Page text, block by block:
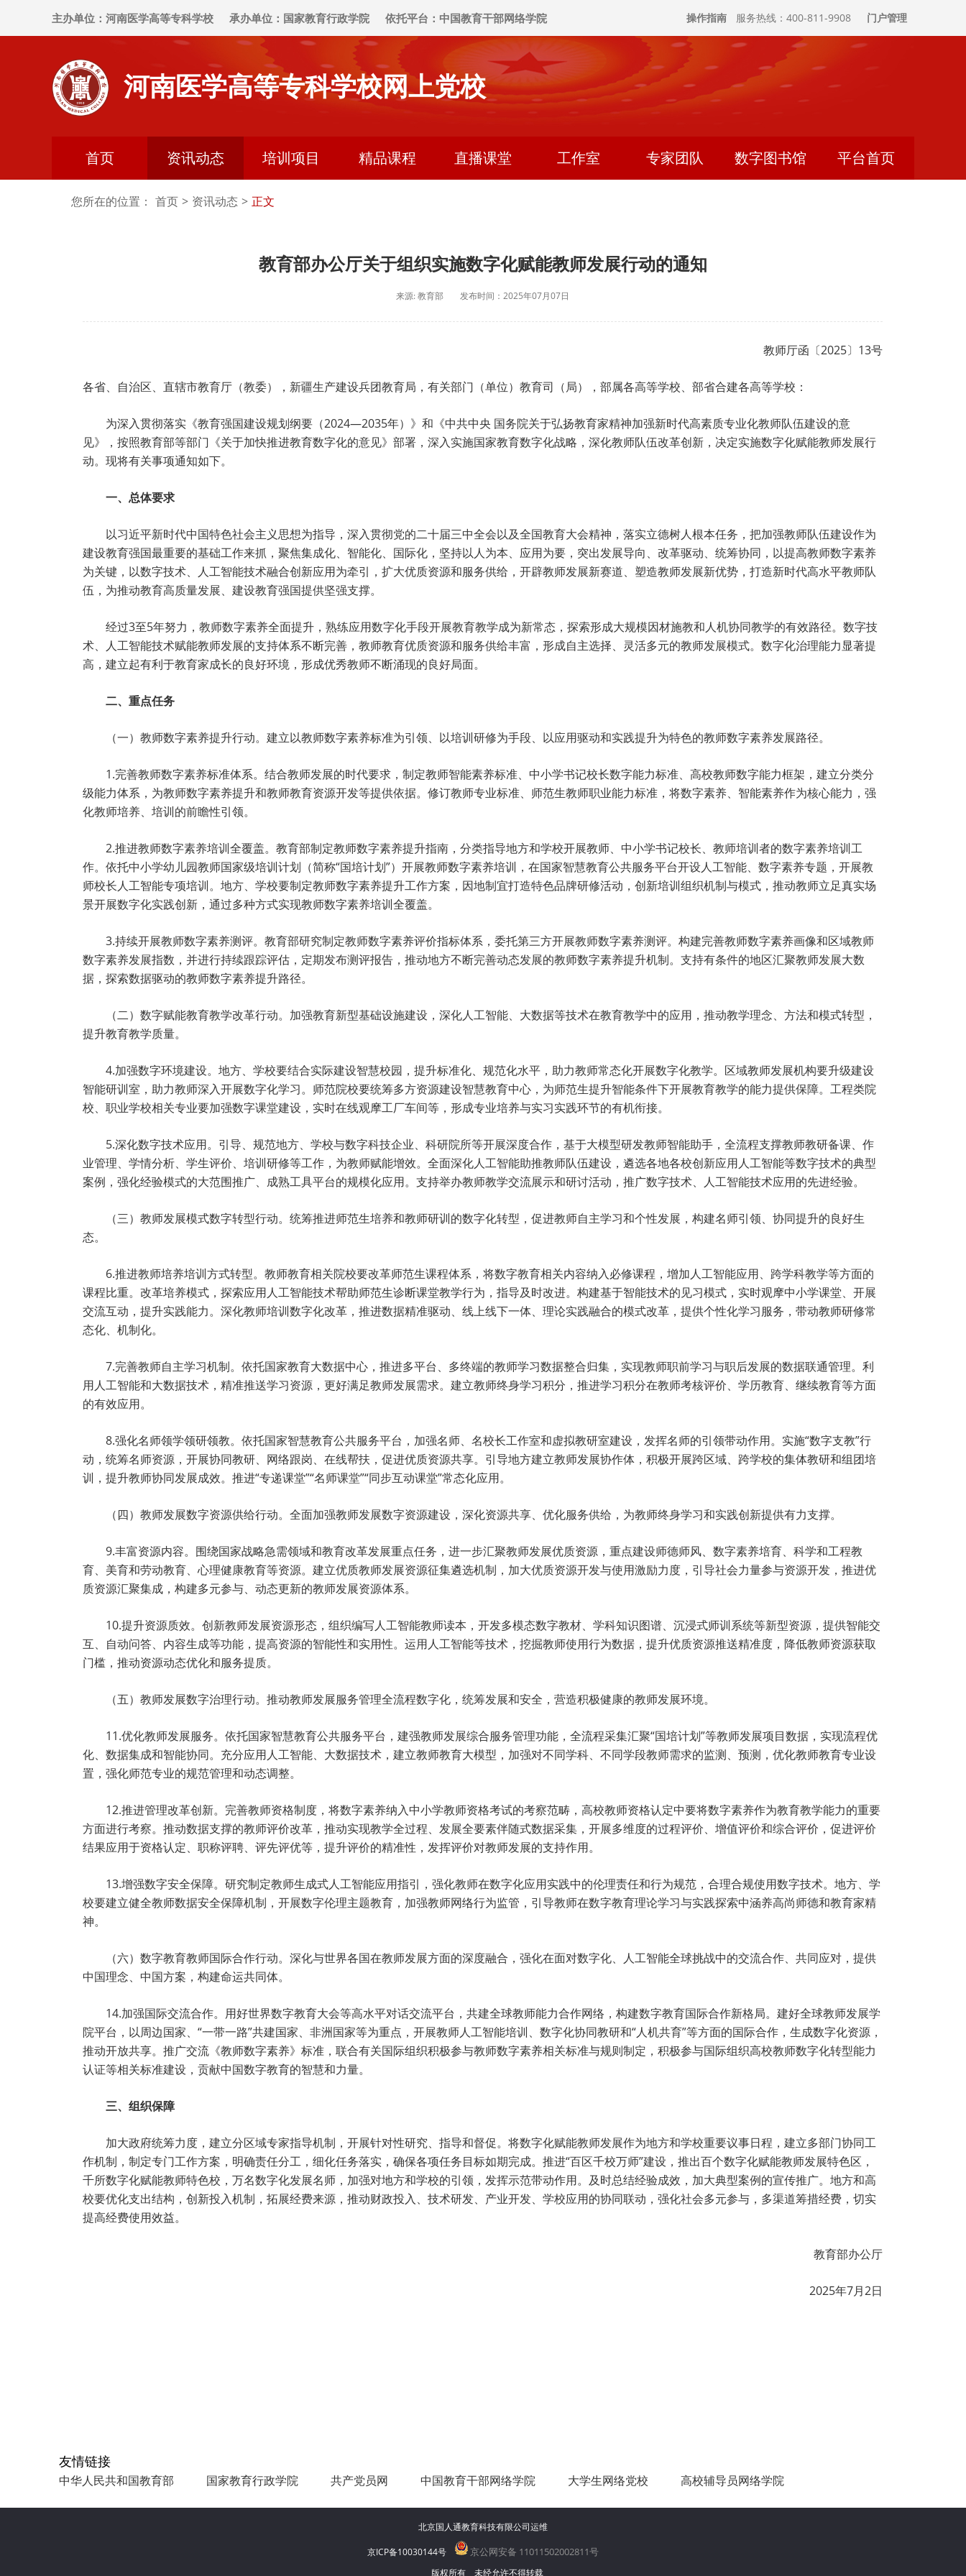
主办单位：河南医学高等专科学校 承办单位：国家教育行政学院 依托平台：中国教育干部网络学院 操作指南 服务热线：400-811-9908 门户管理
河南医学高等专科学校网上党校
首页 资讯动态 培训项目 精品课程 直播课堂 工作室 专家团队 数字图书馆 平台首页
您所在的位置： 首页 > 资讯动态 > 正文
教育部办公厅关于组织实施数字化赋能教师发展行动的通知
来源: 教育部 发布时间：2025年07月07日
教师厅函〔2025〕13号
各省、自治区、直辖市教育厅（教委），新疆生产建设兵团教育局，有关部门（单位）教育司（局），部属各高等学校、部省合建各高等学校：
为深入贯彻落实《教育强国建设规划纲要（2024—2035年）》和《中共中央 国务院关于弘扬教育家精神加强新时代高素质专业化教师队伍建设的意
见》，按照教育部等部门《关于加快推进教育数字化的意见》部署，深入实施国家教育数字化战略，深化教师队伍改革创新，决定实施数字化赋能教师发展行
动。现将有关事项通知如下。
一、总体要求
以习近平新时代中国特色社会主义思想为指导，深入贯彻党的二十届三中全会以及全国教育大会精神，落实立德树人根本任务，把加强教师队伍建设作为
建设教育强国最重要的基础工作来抓，聚焦集成化、智能化、国际化，坚持以人为本、应用为要，突出发展导向、改革驱动、统筹协同，以提高教师数字素养
为关键，以数字技术、人工智能技术融合创新应用为牵引，扩大优质资源和服务供给，开辟教师发展新赛道、塑造教师发展新优势，打造新时代高水平教师队
伍，为推动教育高质量发展、建设教育强国提供坚强支撑。
经过3至5年努力，教师数字素养全面提升，熟练应用数字化手段开展教育教学成为新常态，探索形成大规模因材施教和人机协同教学的有效路径。数字技
术、人工智能技术赋能教师发展的支持体系不断完善，教师教育优质资源和服务供给丰富，形成自主选择、灵活多元的教师发展模式。数字化治理能力显著提
高，建立起有利于教育家成长的良好环境，形成优秀教师不断涌现的良好局面。
二、重点任务
（一）教师数字素养提升行动。建立以教师数字素养标准为引领、以培训研修为手段、以应用驱动和实践提升为特色的教师数字素养发展路径。
1.完善教师数字素养标准体系。结合教师发展的时代要求，制定教师智能素养标准、中小学书记校长数字能力标准、高校教师数字能力框架，建立分类分
级能力体系，为教师数字素养提升和教师教育资源开发等提供依据。修订教师专业标准、师范生教师职业能力标准，将数字素养、智能素养作为核心能力，强
化教师培养、培训的前瞻性引领。
2.推进教师数字素养培训全覆盖。教育部制定教师数字素养提升指南，分类指导地方和学校开展教师、中小学书记校长、教师培训者的数字素养培训工
作。依托中小学幼儿园教师国家级培训计划（简称“国培计划”）开展教师数字素养培训，在国家智慧教育公共服务平台开设人工智能、数字素养专题，开展教
师校长人工智能专项培训。地方、学校要制定教师数字素养提升工作方案，因地制宜打造特色品牌研修活动，创新培训组织机制与模式，推动教师立足真实场
景开展数字化实践创新，通过多种方式实现教师数字素养培训全覆盖。
3.持续开展教师数字素养测评。教育部研究制定教师数字素养评价指标体系，委托第三方开展教师数字素养测评。构建完善教师数字素养画像和区域教师
数字素养发展指数，并进行持续跟踪评估，定期发布测评报告，推动地方不断完善动态发展的教师数字素养提升机制。支持有条件的地区汇聚教师发展大数
据，探索数据驱动的教师数字素养提升路径。
（二）数字赋能教育教学改革行动。加强教育新型基础设施建设，深化人工智能、大数据等技术在教育教学中的应用，推动教学理念、方法和模式转型，
提升教育教学质量。
4.加强数字环境建设。地方、学校要结合实际建设智慧校园，提升标准化、规范化水平，助力教师常态化开展数字化教学。区域教师发展机构要升级建设
智能研训室，助力教师深入开展数字化学习。师范院校要统筹多方资源建设智慧教育中心，为师范生提升智能条件下开展教育教学的能力提供保障。工程类院
校、职业学校相关专业要加强数字课堂建设，实时在线观摩工厂车间等，形成专业培养与实习实践环节的有机衔接。
5.深化数字技术应用。引导、规范地方、学校与数字科技企业、科研院所等开展深度合作，基于大模型研发教师智能助手，全流程支撑教师教研备课、作
业管理、学情分析、学生评价、培训研修等工作，为教师赋能增效。全面深化人工智能助推教师队伍建设，遴选各地各校创新应用人工智能等数字技术的典型
案例，强化经验模式的大范围推广、成熟工具平台的规模化应用。支持举办教师教学交流展示和研讨活动，推广数字技术、人工智能技术应用的先进经验。
（三）教师发展模式数字转型行动。统筹推进师范生培养和教师研训的数字化转型，促进教师自主学习和个性发展，构建名师引领、协同提升的良好生
态。
6.推进教师培养培训方式转型。教师教育相关院校要改革师范生课程体系，将数字教育相关内容纳入必修课程，增加人工智能应用、跨学科教学等方面的
课程比重。改革培养模式，探索应用人工智能技术帮助师范生诊断课堂教学行为，指导及时改进。构建基于智能技术的见习模式，实时观摩中小学课堂、开展
交流互动，提升实践能力。深化教师培训数字化改革，推进数据精准驱动、线上线下一体、理论实践融合的模式改革，提供个性化学习服务，带动教师研修常
态化、机制化。
7.完善教师自主学习机制。依托国家教育大数据中心，推进多平台、多终端的教师学习数据整合归集，实现教师职前学习与职后发展的数据联通管理。利
用人工智能和大数据技术，精准推送学习资源，更好满足教师发展需求。建立教师终身学习积分，推进学习积分在教师考核评价、学历教育、继续教育等方面
的有效应用。
8.强化名师领学领研领教。依托国家智慧教育公共服务平台，加强名师、名校长工作室和虚拟教研室建设，发挥名师的引领带动作用。实施“数字支教”行
动，统筹名师资源，开展协同教研、网络跟岗、在线帮扶，促进优质资源共享。引导地方建立教师发展协作体，积极开展跨区域、跨学校的集体教研和组团培
训，提升教师协同发展成效。推进“专递课堂”“名师课堂”“同步互动课堂”常态化应用。
（四）教师发展数字资源供给行动。全面加强教师发展数字资源建设，深化资源共享、优化服务供给，为教师终身学习和实践创新提供有力支撑。
9.丰富资源内容。围绕国家战略急需领域和教育改革发展重点任务，进一步汇聚教师发展优质资源，重点建设师德师风、数字素养培育、科学和工程教
育、美育和劳动教育、心理健康教育等资源。建立优质教师发展资源征集遴选机制，加大优质资源开发与使用激励力度，引导社会力量参与资源开发，推进优
质资源汇聚集成，构建多元参与、动态更新的教师发展资源体系。
10.提升资源质效。创新教师发展资源形态，组织编写人工智能教师读本，开发多模态数字教材、学科知识图谱、沉浸式师训系统等新型资源，提供智能交
互、自动问答、内容生成等功能，提高资源的智能性和实用性。运用人工智能等技术，挖掘教师使用行为数据，提升优质资源推送精准度，降低教师资源获取
门槛，推动资源动态优化和服务提质。
（五）教师发展数字治理行动。推动教师发展服务管理全流程数字化，统筹发展和安全，营造积极健康的教师发展环境。
11.优化教师发展服务。依托国家智慧教育公共服务平台，建强教师发展综合服务管理功能，全流程采集汇聚“国培计划”等教师发展项目数据，实现流程优
化、数据集成和智能协同。充分应用人工智能、大数据技术，建立教师教育大模型，加强对不同学科、不同学段教师需求的监测、预测，优化教师教育专业设
置，强化师范专业的规范管理和动态调整。
12.推进管理改革创新。完善教师资格制度，将数字素养纳入中小学教师资格考试的考察范畴，高校教师资格认定中要将数字素养作为教育教学能力的重要
方面进行考察。推动数据支撑的教师评价改革，推动实现教学全过程、发展全要素伴随式数据采集，开展多维度的过程评价、增值评价和综合评价，促进评价
结果应用于资格认定、职称评聘、评先评优等，提升评价的精准性，发挥评价对教师发展的支持作用。
13.增强数字安全保障。研究制定教师生成式人工智能应用指引，强化教师在数字化应用实践中的伦理责任和行为规范，合理合规使用数字技术。地方、学
校要建立健全教师数据安全保障机制，开展数字伦理主题教育，加强教师网络行为监管，引导教师在数字教育理论学习与实践探索中涵养高尚师德和教育家精
神。
（六）数字教育教师国际合作行动。深化与世界各国在教师发展方面的深度融合，强化在面对数字化、人工智能全球挑战中的交流合作、共同应对，提供
中国理念、中国方案，构建命运共同体。
14.加强国际交流合作。用好世界数字教育大会等高水平对话交流平台，共建全球教师能力合作网络，构建数字教育国际合作新格局。建好全球教师发展学
院平台，以周边国家、“一带一路”共建国家、非洲国家等为重点，开展教师人工智能培训、数字化协同教研和“人机共育”等方面的国际合作，生成数字化资源，
推动开放共享。推广交流《教师数字素养》标准，联合有关国际组织积极参与教师数字素养相关标准与规则制定，积极参与国际组织高校教师数字化转型能力
认证等相关标准建设，贡献中国数字教育的智慧和力量。
三、组织保障
加大政府统筹力度，建立分区域专家指导机制，开展针对性研究、指导和督促。将数字化赋能教师发展作为地方和学校重要议事日程，建立多部门协同工
作机制，制定专门工作方案，明确责任分工，细化任务落实，确保各项任务目标如期完成。推进“百区千校万师”建设，推出百个数字化赋能教师发展特色区，
千所数字化赋能教师特色校，万名数字化发展名师，加强对地方和学校的引领，发挥示范带动作用。及时总结经验成效，加大典型案例的宣传推广。地方和高
校要优化支出结构，创新投入机制，拓展经费来源，推动财政投入、技术研发、产业开发、学校应用的协同联动，强化社会多元参与，多渠道筹措经费，切实
提高经费使用效益。
教育部办公厅
2025年7月2日
友情链接
中华人民共和国教育部 国家教育行政学院 共产党员网 中国教育干部网络学院 大学生网络党校 高校辅导员网络学院
北京国人通教育科技有限公司运维
京ICP备10030144号 京公网安备 11011502002811号
版权所有 未经允许不得转载